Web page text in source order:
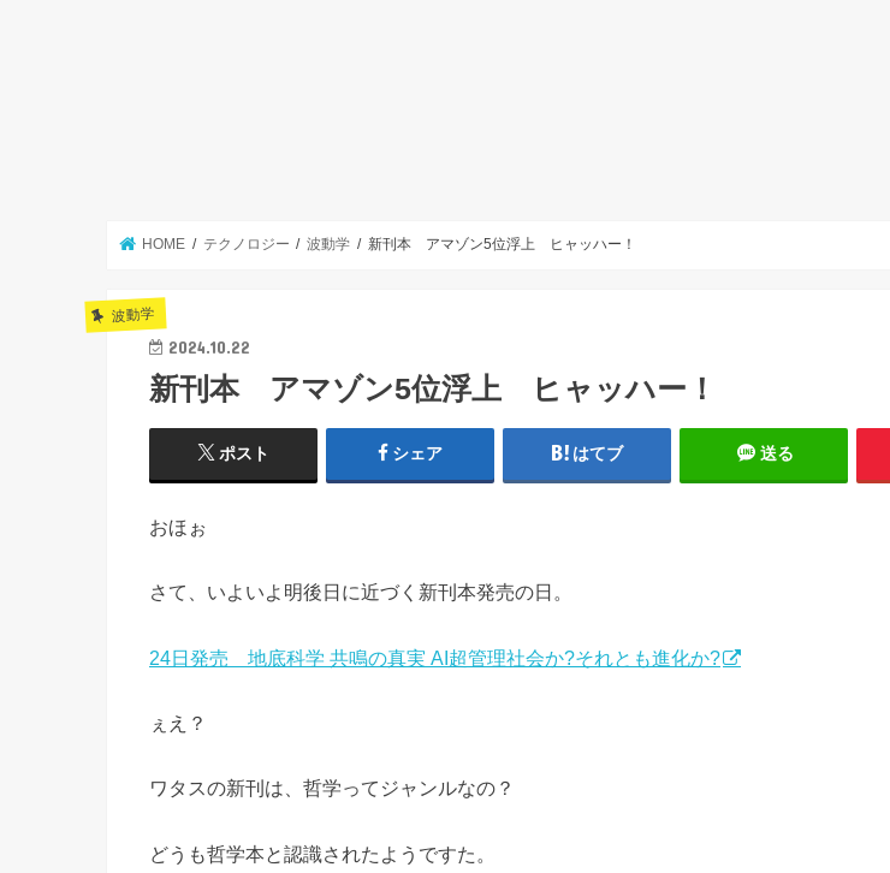
HOME テクノロジー 波動学 新刊本 アマゾン5位浮上 ヒャッハー！
波動学
2024.10.22
新刊本 アマゾン5位浮上 ヒャッハー！
ポスト シェア はてブ 送る
おほぉ
さて、いよいよ明後日に近づく新刊本発売の日。
24日発売 地底科学 共鳴の真実 AI超管理社会か?それとも進化か?
ぇえ？
ワタスの新刊は、哲学ってジャンルなの？
どうも哲学本と認識されたようですた。